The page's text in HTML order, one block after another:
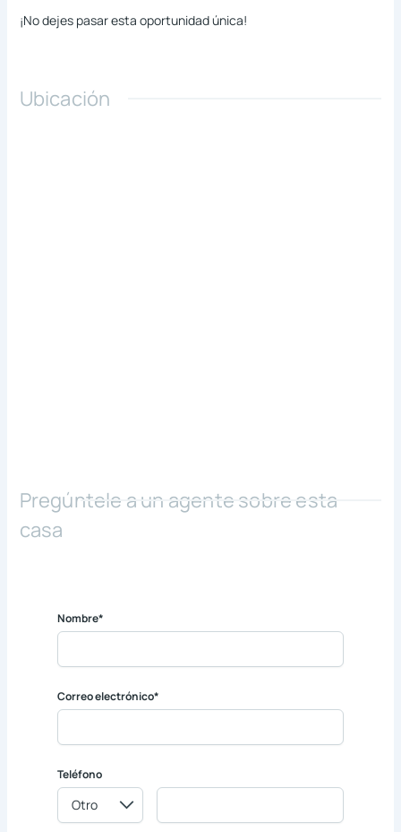
¡No dejes pasar esta oportunidad única!
Ubicación
Pregúntele a un agente sobre esta
casa
Nombre*
Correo electrónico*
Teléfono